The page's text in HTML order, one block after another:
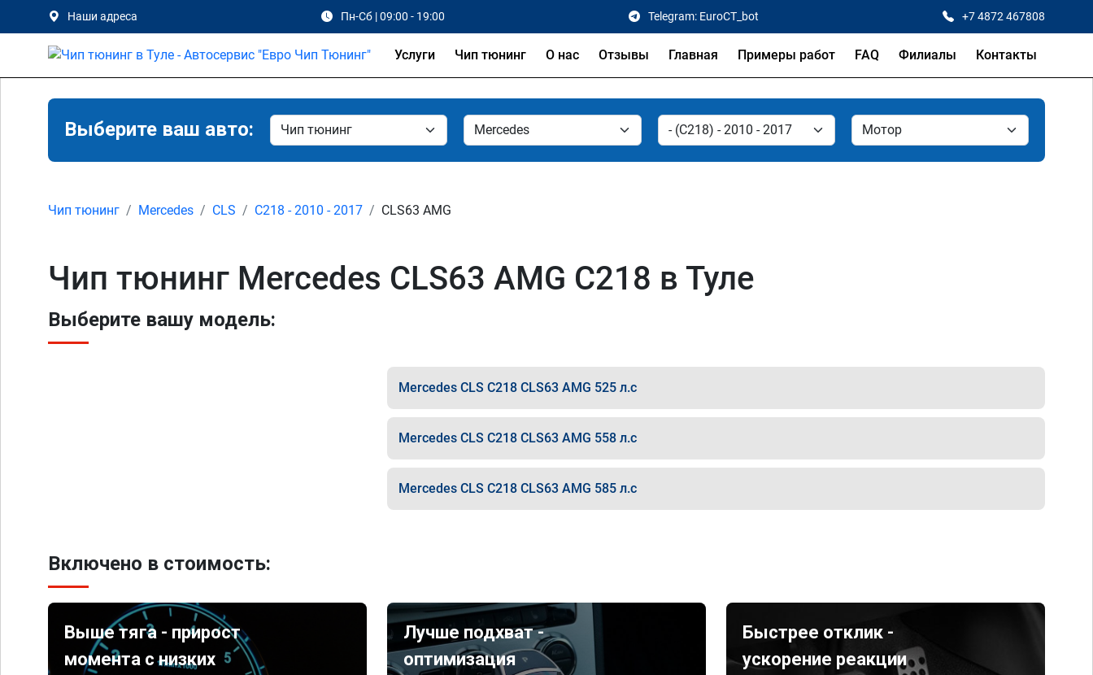
Наши адреса Пн-Сб | 09:00 - 19:00 Telegram: EuroCT_bot +7 4872 467808
Услуги Чип тюнинг О нас Отзывы Главная Примеры работ FAQ Филиалы Контакты
Выберите ваш авто:
Чип тюнинг Mercedes CLS C218 - 2010 - 2017 CLS63 AMG
Чип тюнинг Mercedes CLS63 AMG C218 в Туле
Выберите вашу модель:
Mercedes CLS C218 CLS63 AMG 525 л.с
Mercedes CLS C218 CLS63 AMG 558 л.с
Mercedes CLS C218 CLS63 AMG 585 л.с
Включено в стоимость:
Выше тяга - прирост
момента с низких
Лучше подхват -
оптимизация
Быстрее отклик -
ускорение реакции